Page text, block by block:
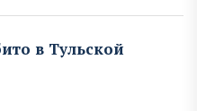
в Тульской